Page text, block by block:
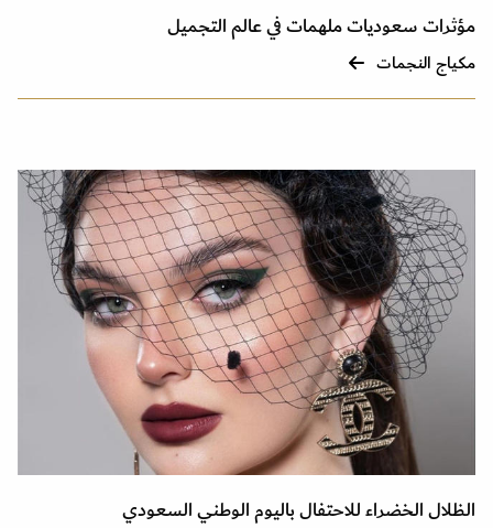
مؤثرات سعوديات ملهمات في عالم التجميل
مكياج النجمات
الظلال الخضراء للاحتفال باليوم الوطني السعودي